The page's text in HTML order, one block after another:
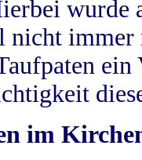
wurde
nicht
im